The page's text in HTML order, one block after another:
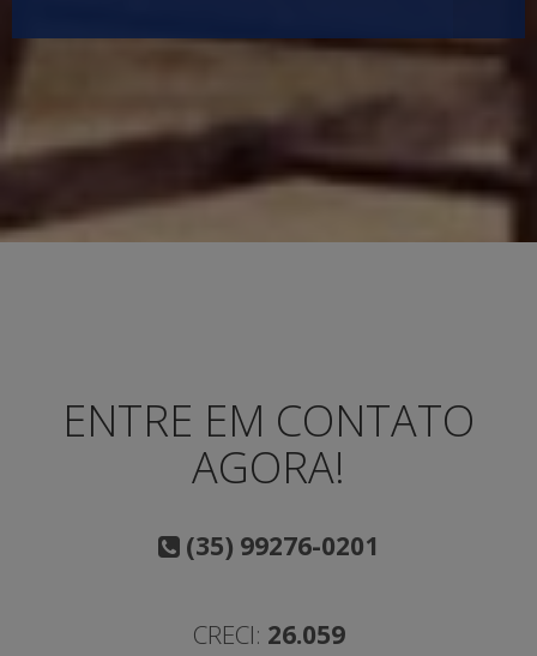
ENTRE EM CONTATO
AGORA!
(35) 99276-0201
CRECI: 26.059